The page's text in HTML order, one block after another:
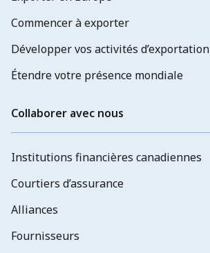
Commencer à exporter
Développer vos activités d’exportation
Étendre votre présence mondiale
Collaborer avec nous
Institutions financières canadiennes
Courtiers d’assurance
Alliances
Fournisseurs